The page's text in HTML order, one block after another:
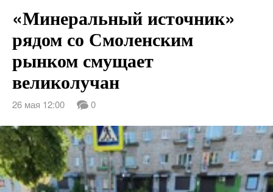
«Минеральный источник»
рядом со Смоленским
рынком смущает
великолучан
26 мая 12:00 0